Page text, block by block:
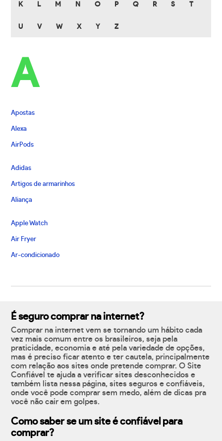
K L M N O P Q R S T
U V W X Y Z
A
Apostas
Alexa
AirPods
Adidas
Artigos de armarinhos
Aliança
Apple Watch
Air Fryer
Ar-condicionado
É seguro comprar na internet?
Comprar na internet vem se tornando um hábito cada
vez mais comum entre os brasileiros, seja pela
praticidade, economia e até pela variedade de opções,
mas é preciso ficar atento e ter cautela, principalmente
com relação aos sites onde pretende comprar. O Site
Confiável te ajuda a verificar sites desconhecidos e
também lista nessa página, sites seguros e confiáveis,
onde você pode comprar sem medo, além de dicas pra
você não cair em golpes.
Como saber se um site é confiável para
comprar?